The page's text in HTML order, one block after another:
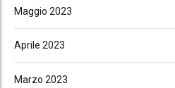
Maggio 2023
Aprile 2023
Marzo 2023